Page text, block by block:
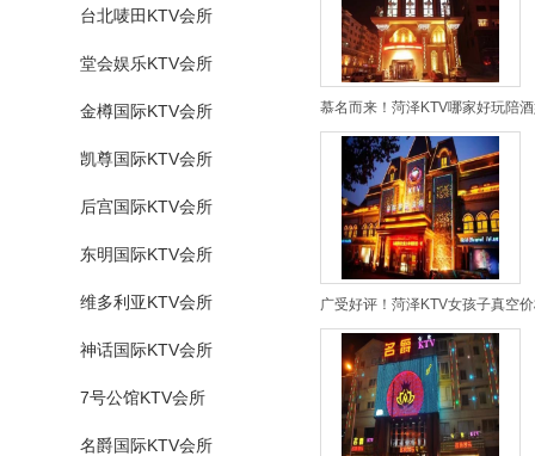
台北唛田KTV会所
堂会娱乐KTV会所
金樽国际KTV会所
凯尊国际KTV会所
后宫国际KTV会所
东明国际KTV会所
维多利亚KTV会所
神话国际KTV会所
7号公馆KTV会所
名爵国际KTV会所
慕名而来！菏泽KTV哪家好玩陪
广受好评！菏泽KTV女孩子真空